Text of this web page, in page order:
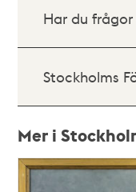
Har du
Stockholms
Mer i
Relaterade